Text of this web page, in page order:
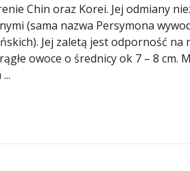
Chin oraz Korei. Jej odmiany
(sama nazwa Persymona
Jej zaletą jest odporność na
owoce o średnicy ok 7 – 8 cm.